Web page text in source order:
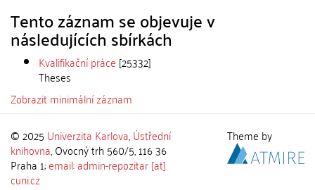
Tento záznam se objevuje v
následujících sbírkách
Kvalifikační práce [25332]
Theses
Zobrazit minimální záznam
© 2025 Univerzita Karlova,Ústřední
knihovna, Ovocný trh 560/5, 116 36
Praha 1;email: admin-repozitar [at]
cuni.cz
Theme by